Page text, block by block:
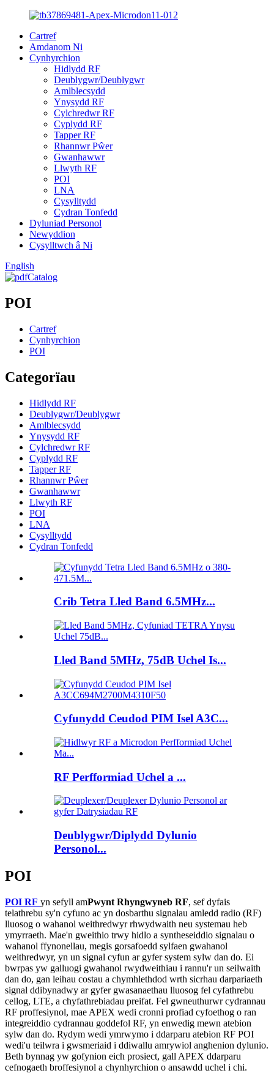
Cartref
Amdanom Ni
Cynhyrchion
Hidlydd RF
Deublygwr/Deublygwr
Amlblecsydd
Ynysydd RF
Cylchredwr RF
Cyplydd RF
Tapper RF
Rhannwr Pŵer
Gwanhawwr
Llwyth RF
POI
LNA
Cysylltydd
Cydran Tonfedd
Dyluniad Personol
Newyddion
Cysylltwch â Ni
English
Catalog
POI
Cartref
Cynhyrchion
POI
Categorïau
Hidlydd RF
Deublygwr/Deublygwr
Amlblecsydd
Ynysydd RF
Cylchredwr RF
Cyplydd RF
Tapper RF
Rhannwr Pŵer
Gwanhawwr
Llwyth RF
POI
LNA
Cysylltydd
Cydran Tonfedd
Crib Tetra Lled Band 6.5MHz...
Lled Band 5MHz, 75dB Uchel Is...
Cyfunydd Ceudod PIM Isel A3C...
RF Perfformiad Uchel a ...
Deublygwr/Diplydd Dylunio
Personol...
POI
POI RF yn sefyll amPwynt Rhyngwyneb RF, sef dyfais
telathrebu sy'n cyfuno ac yn dosbarthu signalau amledd radio (RF)
lluosog o wahanol weithredwyr rhwydwaith neu systemau heb
ymyrraeth. Mae'n gweithio trwy hidlo a syntheseiddio signalau o
wahanol ffynonellau, megis gorsafoedd sylfaen gwahanol
weithredwyr, yn un signal cyfun ar gyfer system sylw dan do. Ei
bwrpas yw galluogi gwahanol rwydweithiau i rannu'r un seilwaith
dan do, gan leihau costau a chymhlethdod wrth sicrhau darpariaeth
signal ddibynadwy ar gyfer gwasanaethau lluosog fel cyfathrebu
cellog, LTE, a chyfathrebiadau preifat. Fel gwneuthurwr cydrannau
RF proffesiynol, mae APEX wedi cronni profiad cyfoethog o ran
integreiddio cydrannau goddefol RF, yn enwedig mewn atebion
sylw dan do. Rydym wedi ymrwymo i ddarparu atebion RF POI
wedi'u teilwra i gwsmeriaid i ddiwallu amrywiol anghenion dylunio.
Beth bynnag yw gofynion eich prosiect, gall APEX ddarparu
cefnogaeth broffesiynol a chynhyrchion o ansawdd uchel i chi.